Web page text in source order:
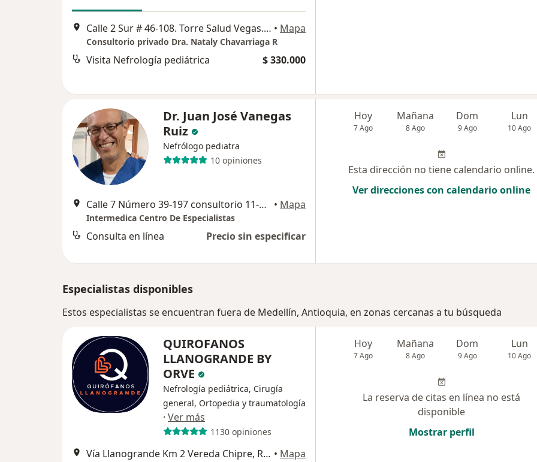
Calle 2 Sur # 46-108. Torre Salud Vegas. Consultorio 1306, Medellín • Mapa
Consultorio privado Dra. Nataly Chavarriaga R
Visita Nefrología pediátrica $ 330.000
Dr. Juan José Vanegas
Ruiz
Nefrólogo pediatra
10 opiniones
Calle 7 Número 39-197 consultorio 11-12, Medellín • Mapa
Intermedica Centro De Especialistas
Consulta en línea Precio sin especificar
Hoy
7 Ago
Mañana
8 Ago
Dom
9 Ago
Lun
10 Ago
Esta dirección no tiene calendario online.
Ver direcciones con calendario online
Especialistas disponibles
Estos especialistas se encuentran fuera de Medellín, Antioquia, en zonas cercanas a tu búsqueda
QUIROFANOS
LLANOGRANDE BY
ORVE
Nefrología pediátrica, Cirugía
general, Ortopedia y traumatología
· Ver más
1130 opiniones
Vía Llanogrande Km 2 Vereda Chipre, Rionegro • Mapa
Hoy
7 Ago
Mañana
8 Ago
Dom
9 Ago
Lun
10 Ago
La reserva de citas en línea no está
disponible
Mostrar perfil